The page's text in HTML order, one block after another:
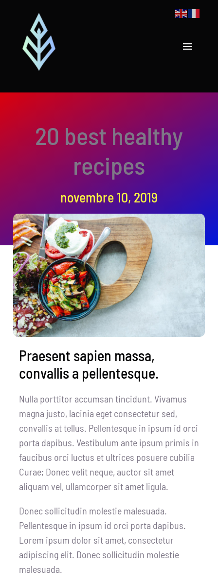
contenu
Toggle
À propos
Demander un devis
20 best healthy
recipes
novembre 10, 2019
Praesent sapien massa,
convallis a pellentesque.
Nulla porttitor accumsan tincidunt. Vivamus
magna justo, lacinia eget consectetur sed,
convallis at tellus. Pellentesque in ipsum id orci
porta dapibus. Vestibulum ante ipsum primis in
faucibus orci luctus et ultrices posuere cubilia
Curae; Donec velit neque, auctor sit amet
aliquam vel, ullamcorper sit amet ligula.
Donec sollicitudin molestie malesuada.
Pellentesque in ipsum id orci porta dapibus.
Lorem ipsum dolor sit amet, consectetur
adipiscing elit. Donec sollicitudin molestie
malesuada.